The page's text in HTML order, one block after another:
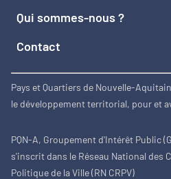
Qui sommes-nous ?
Contact
Pays et Quartiers de Nouvelle-
le développement territorial, pour et
PQN-A, Groupement d'Intérêt Public
s'inscrit dans le Réseau National des
Politique de la Ville (RN CRPV)